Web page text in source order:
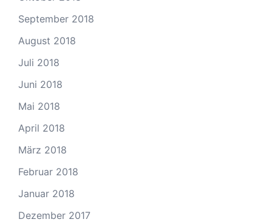
September 2018
August 2018
Juli 2018
Juni 2018
Mai 2018
April 2018
März 2018
Februar 2018
Januar 2018
Dezember 2017